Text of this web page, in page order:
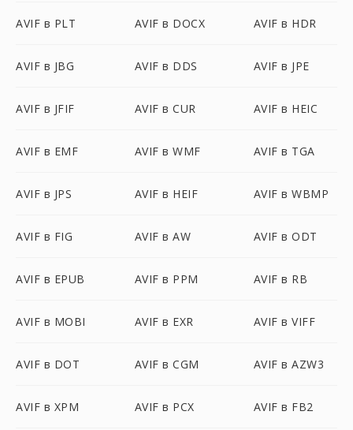
AVIF в PLT AVIF в DOCX AVIF в HDR
AVIF в JBG AVIF в DDS AVIF в JPE
AVIF в JFIF AVIF в CUR AVIF в HEIC
AVIF в EMF AVIF в WMF AVIF в TGA
AVIF в JPS AVIF в HEIF AVIF в WBMP
AVIF в FIG AVIF в AW AVIF в ODT
AVIF в EPUB AVIF в PPM AVIF в RB
AVIF в MOBI AVIF в EXR AVIF в VIFF
AVIF в DOT AVIF в CGM AVIF в AZW3
AVIF в XPM AVIF в PCX AVIF в FB2